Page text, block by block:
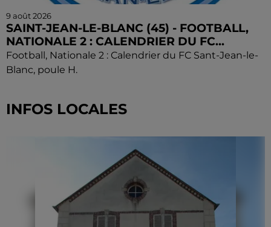
9 août 2026
SAINT-JEAN-LE-BLANC (45) - FOOTBALL,
NATIONALE 2 : CALENDRIER DU FC...
Football, Nationale 2 : Calendrier du FC Sant-Jean-le-
Blanc, poule H.
INFOS LOCALES